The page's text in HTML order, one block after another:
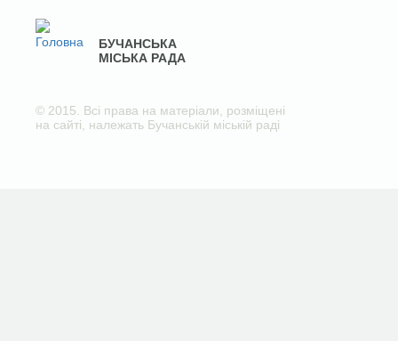
БУЧАНСЬКА
МІСЬКА РАДА
© 2015. Всі права на матеріали, розміщені
на сайті, належать Бучанській міській раді